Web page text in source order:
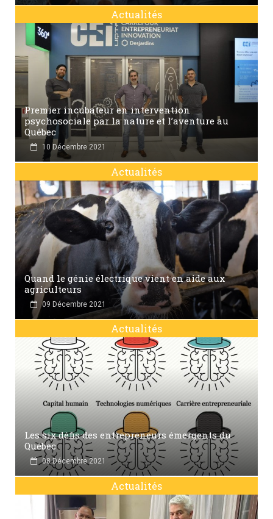
Actualités
Premier incubateur en intervention
psychosociale par la nature et l’aventure au
Québec
10 Décembre 2021
Actualités
Quand le génie électrique vient en aide aux
agriculteurs
09 Décembre 2021
Actualités
Les six défis des entrepreneurs émergents du
Québec
08 Décembre 2021
Actualités